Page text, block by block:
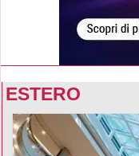
ESTERO